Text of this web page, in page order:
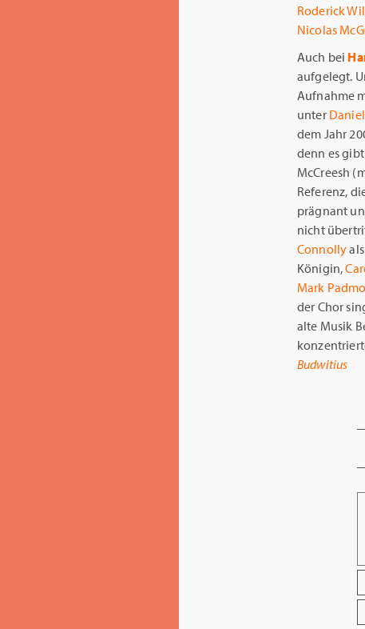
Roderick
Nicolas
Auch bei
aufgelegt.
Aufnahme
unter
dem Jahr
denn es
McCreesh
Referenz,
prägnant
nicht
Connolly
Königin,
Mark
der Chor
alte Musik
Budwitius